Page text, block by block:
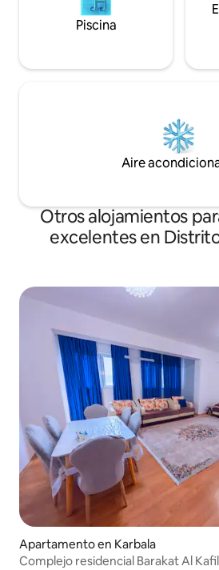
Piscina
Aire
Otros alojamientos
excelentes en
Apartamento en Karbala
Complejo residencial Barakat Al Kafil